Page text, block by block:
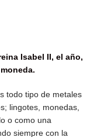
Isabel II, el año,
todo tipo de metales
lingotes, monedas,
o como una
siempre con la